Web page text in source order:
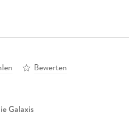
Bewerten
Galaxis